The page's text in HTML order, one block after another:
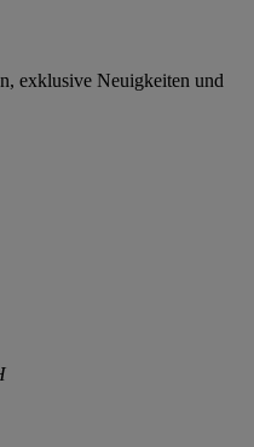
exklusive Neuigkeiten und